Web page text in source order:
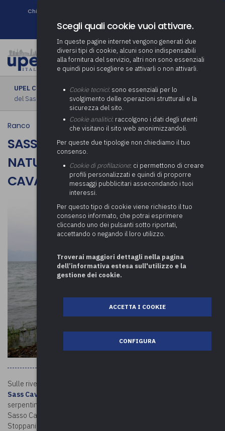
Chi siamo
Newsletter
UPEL CULTURA
› Sass Cavalàsc - Monumento Naturale Regionale
del Sasso Cavallazzo
Ranco
SASS CAVALàSC - MONUMENTO
NATURALE REGIONALE DEL SASSO
CAVALLAZZO
Sulle rive del Lago Maggiore, quasi al confine con Ispra, si trova il
Sass Cavalàsc
serpentino, riconosciuto come Monumento naturale regionale del
Sasso Cavallazzo. Descritto per la prima volta dal geologo Antonio
Stoppani, il masso ha una forma a parallelepipedo e misura 5 metri
Scegli quali cookie vuoi attivare.
In queste pagine internet vengono generati due
diversi tipi di cookie, alcuni sono indispensabili
alla fornitura del servizio, altri non sono essenziali
e quindi puoi scegliere se attivarli o non attivarli.
Cookie tecnici: sono essenziali per lo
svolgimento delle operazioni strutturali e la
sicurezza del sito.
Cookie analitici: raccolgono i dati degli utenti
che visitano il sito web anonimizzandoli.
Per queste due tipologie non chiediamo il tuo
consenso.
Cookie di profilazione: ci permettono di creare
profili personalizzati e quindi di proporre
messaggi pubblicitari assecondando i tuoi
interessi.
Per questo tipo di cookie viene richiesto il tuo
consenso informato, che potrai esprimere
cliccando uno dei pulsanti sotto riportati,
accettando o negando il loro utilizzo.
Troverai maggiori dettagli nella pagina
dell’informativa estesa sull'utilizzo e la
gestione dei cookie.
ACCETTA I COOKIE
CONFIGURA